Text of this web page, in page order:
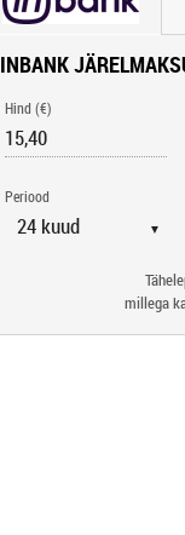
INBANK
Hind (€)
Periood
▼
millega